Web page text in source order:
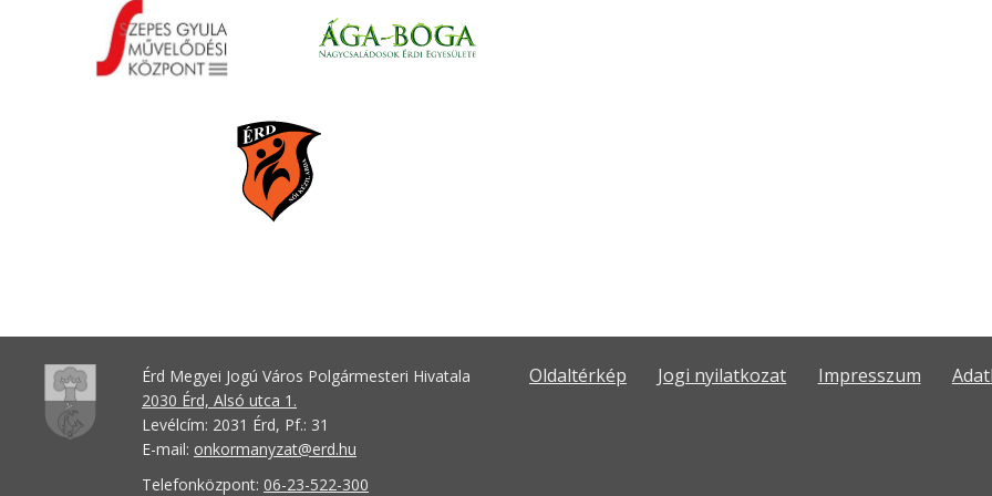
Érd Megyei Jogú Város Polgármesteri Hivatala
2030 Érd, Alsó utca 1.
Levélcím: 2031 Érd, Pf.: 31
E-mail: onkormanyzat@erd.hu
Telefonközpont: 06-23-522-300
Oldaltérkép Jogi nyilatkozat Impresszum